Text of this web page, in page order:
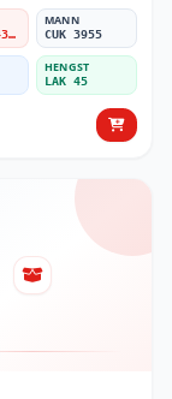
8A0 819 439B
MANN
CUK 3955
HENGST
LAK 45